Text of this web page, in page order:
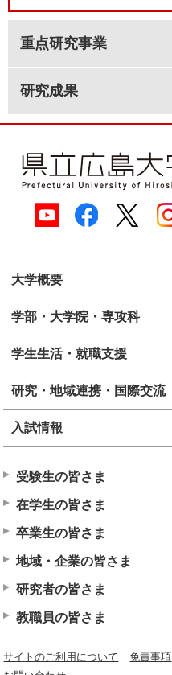
重点研究事業
研究成果
大学概要
学部・大学院・専攻科
学生生活・就職支援
研究・地域連携・国際交流
入試情報
受験生の皆さま
在学生の皆さま
卒業生の皆さま
地域・企業の皆さま
研究者の皆さま
教職員の皆さま
サイトのご利用について 免責事項